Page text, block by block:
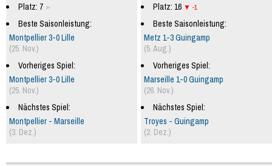
Platz: 16 -1
Beste Saisonleistung:
Metz 1-3 Guingamp
(5. Aug.)
Vorheriges Spiel:
Marseille 1-0 Guingamp
(26. Nov.)
Nächstes Spiel:
Troyes - Guingamp
(2. Dez.)
Platz: 7
Beste Saisonleistung:
Montpellier 3-0 Lille
(25. Nov.)
Vorheriges Spiel:
Montpellier 3-0 Lille
(25. Nov.)
Nächstes Spiel:
Montpellier - Marseille
(3. Dez.)